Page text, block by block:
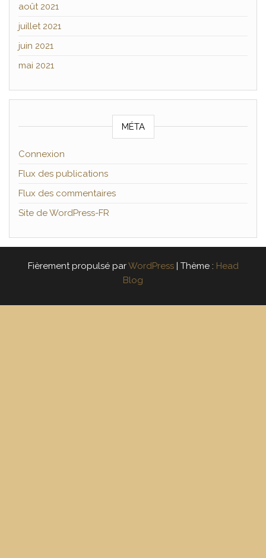
août 2021
juillet 2021
juin 2021
mai 2021
MÉTA
Connexion
Flux des publications
Flux des commentaires
Site de WordPress-FR
Fièrement propulsé parWordPress | Thème : Head
Blog